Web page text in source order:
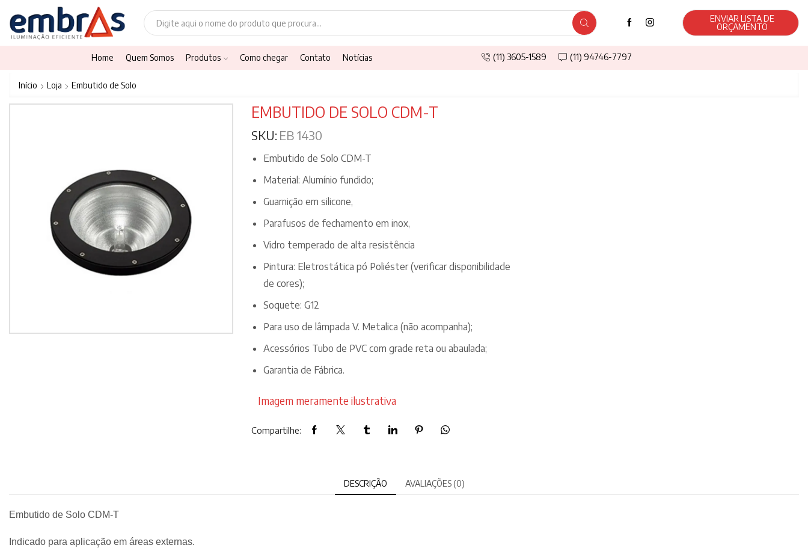
ENVIAR LISTA DE
ORÇAMENTO
Home Quem Somos Produtos Como chegar Contato Notícias (11) 3605-1589 (11) 94746-7797
Início Loja Embutido de Solo
EMBUTIDO DE SOLO CDM-T
SKU: EB 1430
Embutido de Solo CDM-T
Material: Alumínio fundido;
Guarnição em silicone,
Parafusos de fechamento em inox,
Vidro temperado de alta resistência
Pintura: Eletrostática pó Poliéster (verificar disponibilidade
de cores);
Soquete: G12
Para uso de lâmpada V. Metalica (não acompanha);
Acessórios Tubo de PVC com grade reta ou abaulada;
Garantia de Fábrica.
Imagem meramente ilustrativa
Compartilhe:
DESCRIÇÃO AVALIAÇÕES (0)
Embutido de Solo CDM-T
Indicado para aplicação em áreas externas.